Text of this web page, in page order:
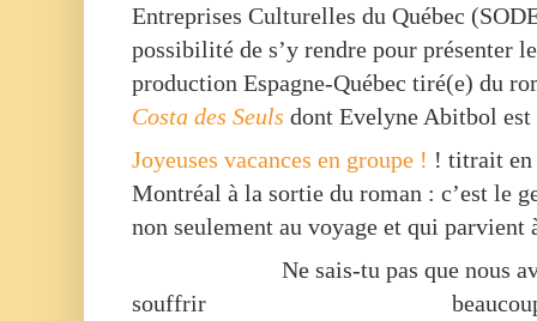
Entreprises Culturelles du Québec
possibilité de s’y rendre pour présenter
production Espagne-Québec tiré(e) du
Costa des Seuls dont Evelyne Abitbol est
Joyeuses vacances en groupe ! ! titrait en
Montréal à la sortie du roman : c’est le
non seulement au voyage et qui parvient
Ne sais-tu pas que nous
souffrir